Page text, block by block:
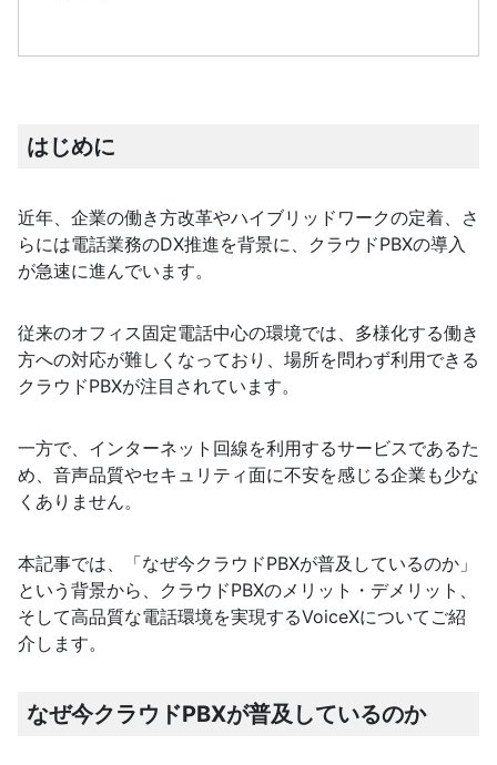
はじめに
近年、企業の働き方改革やハイブリッドワークの定着、さ
らには電話業務のDX推進を背景に、クラウドPBXの導入
が急速に進んでいます。
従来のオフィス固定電話中心の環境では、多様化する働き
方への対応が難しくなっており、場所を問わず利用できる
クラウドPBXが注目されています。
一方で、インターネット回線を利用するサービスであるた
め、音声品質やセキュリティ面に不安を感じる企業も少な
くありません。
本記事では、「なぜ今クラウドPBXが普及しているのか」
という背景から、クラウドPBXのメリット・デメリット、
そして高品質な電話環境を実現するVoiceXについてご紹
介します。
なぜ今クラウドPBXが普及しているのか